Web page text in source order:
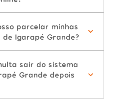
parcelar minhas
Igarapé Grande?
sair do sistema
Grande depois